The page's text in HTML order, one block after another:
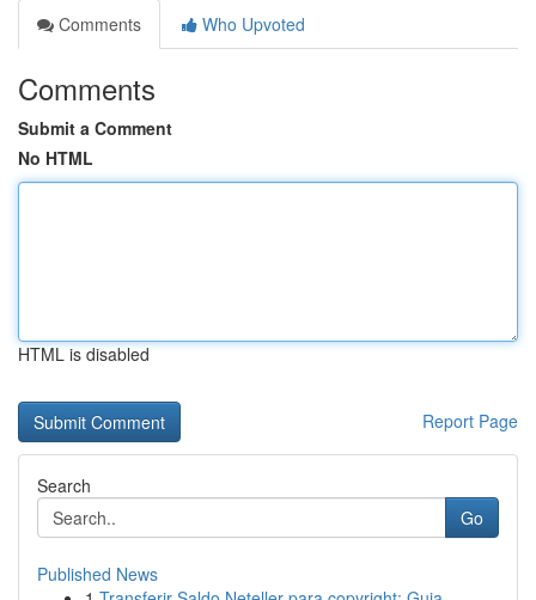
Comments
Who Upvoted
Comments
Submit a Comment
No HTML
HTML is disabled
Report Page
Search
Go
Published News